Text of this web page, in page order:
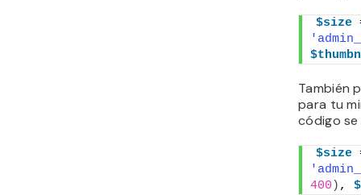
$size
También
para tu
código se
$size
400 ) ,